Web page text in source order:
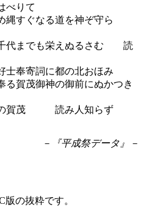
りて
縄すぐなる道を神ぞ守ら
千代までも栄えぬるさむ 読
奉寄詞に都の北おほみ
賀茂御神の御前にぬかつき
の賀茂 読み人知らず
－『平成祭データ』－
版の抜粋です。